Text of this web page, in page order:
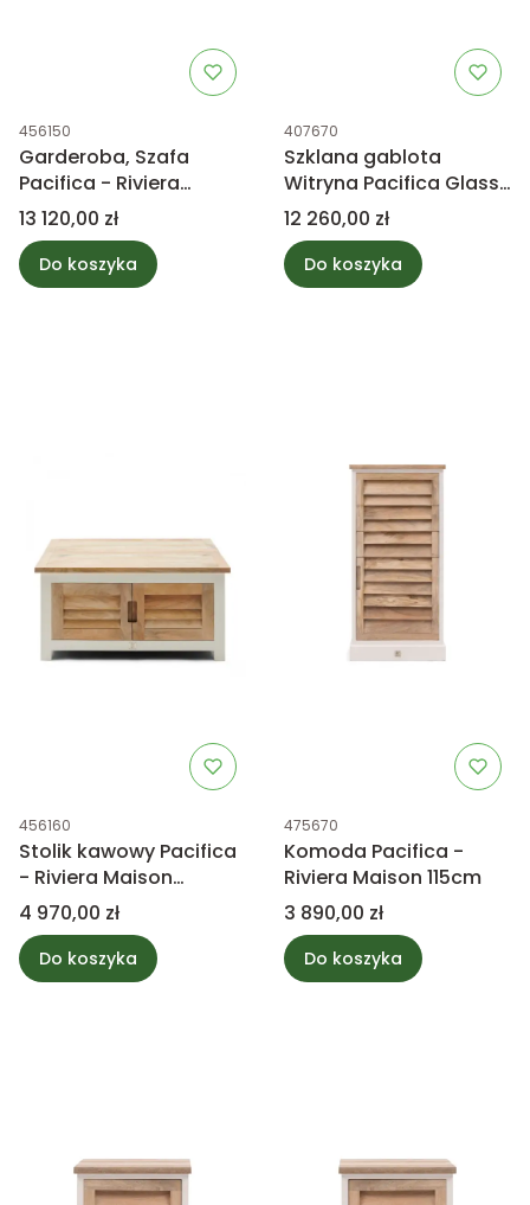
Kod produktu
456150
Garderoba, Szafa
Pacifica - Riviera
Maison
Cena
13 120,00 zł
Do koszyka
Kod produktu
407670
Szklana gablota
Witryna Pacifica Glass
Cabinet - Riviera
Maison
Cena
12 260,00 zł
Do koszyka
Kod produktu
456160
Stolik kawowy Pacifica
- Riviera Maison
90x90cm
Cena
4 970,00 zł
Do koszyka
Kod produktu
475670
Komoda Pacifica -
Riviera Maison 115cm
Cena
3 890,00 zł
Do koszyka